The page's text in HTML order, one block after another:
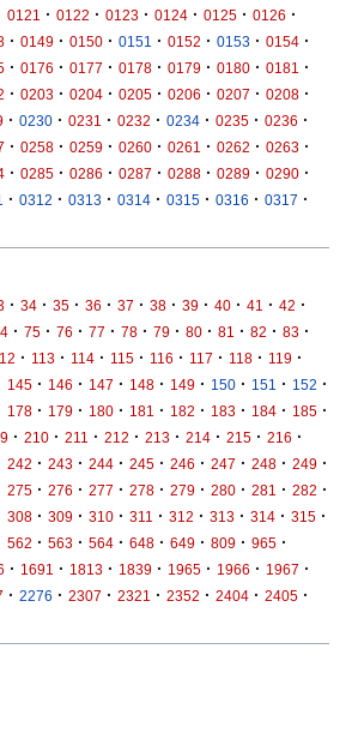
0121 · 0122 · 0123 · 0124 · 0125 · 0126 ·
· 0149 · 0150 · 0151 · 0152 · 0153 · 0154 ·
· 0176 · 0177 · 0178 · 0179 · 0180 · 0181 ·
· 0203 · 0204 · 0205 · 0206 · 0207 · 0208 ·
· 0230 · 0231 · 0232 · 0234 · 0235 · 0236 ·
· 0258 · 0259 · 0260 · 0261 · 0262 · 0263 ·
· 0285 · 0286 · 0287 · 0288 · 0289 · 0290 ·
· 0312 · 0313 · 0314 · 0315 · 0316 · 0317 ·
· 34 · 35 · 36 · 37 · 38 · 39 · 40 · 41 · 42 ·
· 75 · 76 · 77 · 78 · 79 · 80 · 81 · 82 · 83 ·
· 113 · 114 · 115 · 116 · 117 · 118 · 119 ·
145 · 146 · 147 · 148 · 149 · 150 · 151 · 152 ·
178 · 179 · 180 · 181 · 182 · 183 · 184 · 185 ·
· 210 · 211 · 212 · 213 · 214 · 215 · 216 ·
242 · 243 · 244 · 245 · 246 · 247 · 248 · 249 ·
275 · 276 · 277 · 278 · 279 · 280 · 281 · 282 ·
308 · 309 · 310 · 311 · 312 · 313 · 314 · 315 ·
562 · 563 · 564 · 648 · 649 · 809 · 965 ·
· 1691 · 1813 · 1839 · 1965 · 1966 · 1967 ·
· 2276 · 2307 · 2321 · 2352 · 2404 · 2405 ·